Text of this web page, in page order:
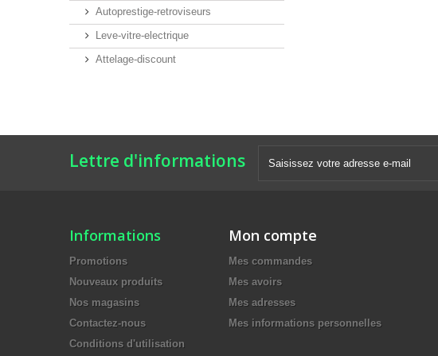
Autoprestige-retroviseurs
Leve-vitre-electrique
Attelage-discount
Lettre d'informations
Informations
Promotions
Nouveaux produits
Nos magasins
Contactez-nous
Conditions d'utilisation
Mon compte
Mes commandes
Mes avoirs
Mes adresses
Mes informations personnelles